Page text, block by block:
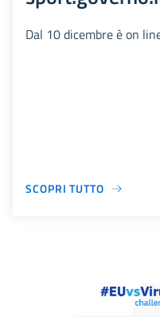
Dal 10 dicembre è on
SCOPRI TUTTO